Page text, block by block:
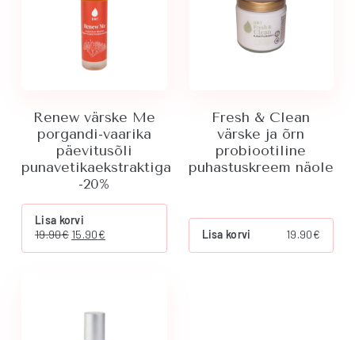
chosen
product
Renew värske Me
porgandi-vaarika
päevitusõli
punavetikaekstraktiga
-20%
Lisa korvi
19.90€ Algne
15.90€Current
Fresh & Clean
värske ja õrn
probiootiline
puhastuskreem näole
Lisa korvi 19.90€